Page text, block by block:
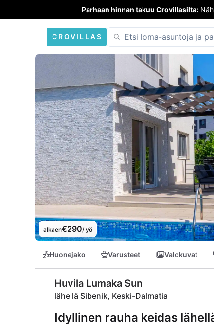
Parhaan hinnan takuu Crovillasilta:
CROVILLAS
alkaen€290/ yö
Huonejako Varusteet Valokuvat
Huvila Lumaka Sun
lähellä Sibenik, Keski-Dalmatia
Idyllinen rauha keidas